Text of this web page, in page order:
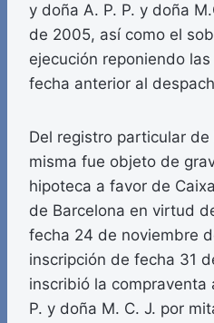
y doña A. P. P. y doña
de 2005, así como el
ejecución reponiendo
fecha anterior al
Del registro particular
misma fue objeto de
hipoteca a favor de
de Barcelona en virtud
fecha 24 de noviembre
inscripción de fecha 31
inscribió la compraventa
P. y doña M. C. J. por